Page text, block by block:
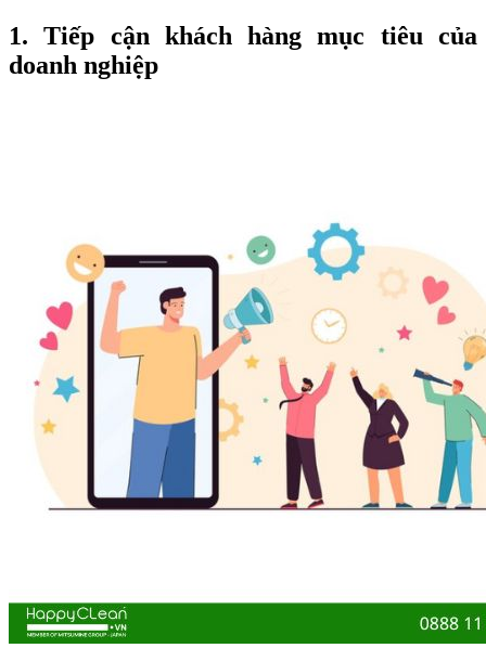
1. Tiếp cận khách hàng mục tiêu của
doanh nghiệp